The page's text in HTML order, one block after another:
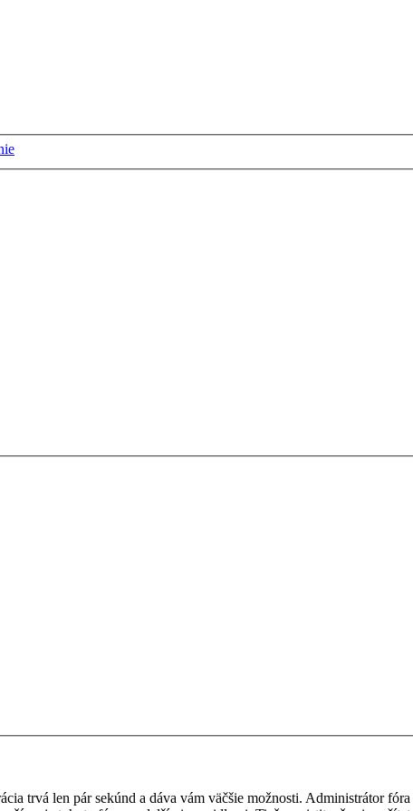
trvá len pár sekúnd a dáva vám väčšie možnosti. Administrátor